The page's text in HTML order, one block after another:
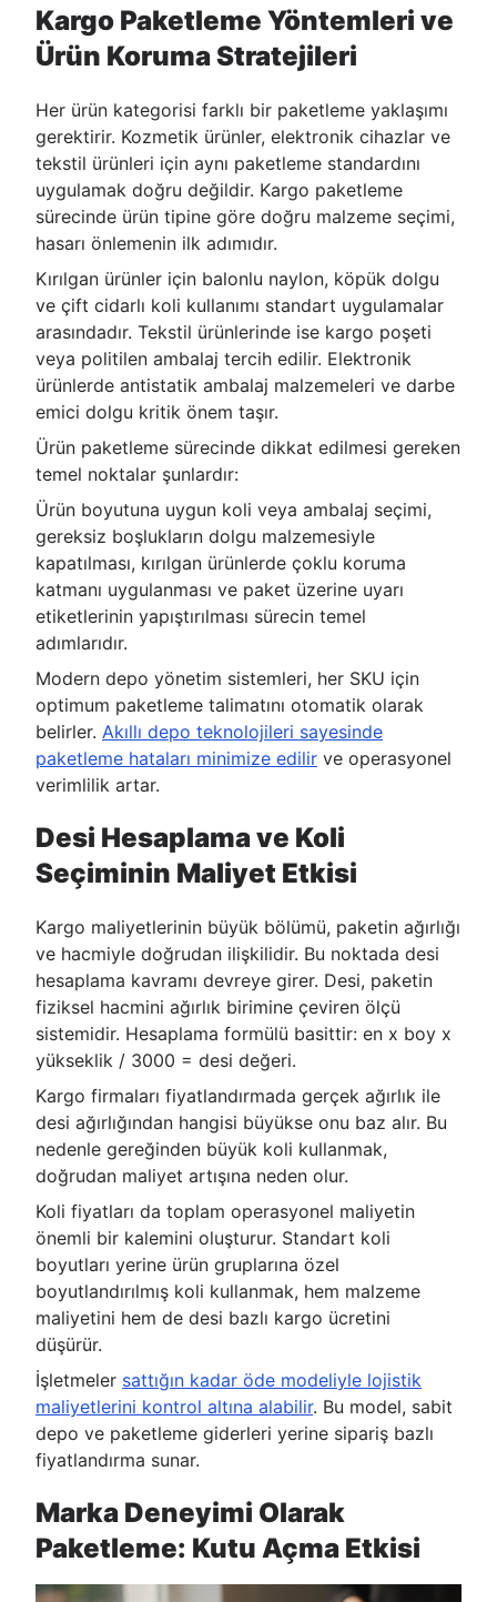
Kargo Paketleme Yöntemleri ve
Ürün Koruma Stratejileri
Her ürün kategorisi farklı bir paketleme yaklaşımı
gerektirir. Kozmetik ürünler, elektronik cihazlar ve
tekstil ürünleri için aynı paketleme standardını
uygulamak doğru değildir. Kargo paketleme
sürecinde ürün tipine göre doğru malzeme seçimi,
hasarı önlemenin ilk adımıdır.
Kırılgan ürünler için balonlu naylon, köpük dolgu
ve çift cidarlı koli kullanımı standart uygulamalar
arasındadır. Tekstil ürünlerinde ise kargo poşeti
veya politilen ambalaj tercih edilir. Elektronik
ürünlerde antistatik ambalaj malzemeleri ve darbe
emici dolgu kritik önem taşır.
Ürün paketleme sürecinde dikkat edilmesi gereken
temel noktalar şunlardır:
Ürün boyutuna uygun koli veya ambalaj seçimi,
gereksiz boşlukların dolgu malzemesiyle
kapatılması, kırılgan ürünlerde çoklu koruma
katmanı uygulanması ve paket üzerine uyarı
etiketlerinin yapıştırılması sürecin temel
adımlarıdır.
Modern depo yönetim sistemleri, her SKU için
optimum paketleme talimatını otomatik olarak
belirler. Akıllı depo teknolojileri sayesinde
paketleme hataları minimize edilir ve operasyonel
verimlilik artar.
Desi Hesaplama ve Koli
Seçiminin Maliyet Etkisi
Kargo maliyetlerinin büyük bölümü, paketin ağırlığı
ve hacmiyle doğrudan ilişkilidir. Bu noktada desi
hesaplama kavramı devreye girer. Desi, paketin
fiziksel hacmini ağırlık birimine çeviren ölçü
sistemidir. Hesaplama formülü basittir: en x boy x
yükseklik / 3000 = desi değeri.
Kargo firmaları fiyatlandırmada gerçek ağırlık ile
desi ağırlığından hangisi büyükse onu baz alır. Bu
nedenle gereğinden büyük koli kullanmak,
doğrudan maliyet artışına neden olur.
Koli fiyatları da toplam operasyonel maliyetin
önemli bir kalemini oluşturur. Standart koli
boyutları yerine ürün gruplarına özel
boyutlandırılmış koli kullanmak, hem malzeme
maliyetini hem de desi bazlı kargo ücretini
düşürür.
İşletmeler sattığın kadar öde modeliyle lojistik
maliyetlerini kontrol altına alabilir. Bu model, sabit
depo ve paketleme giderleri yerine sipariş bazlı
fiyatlandırma sunar.
Marka Deneyimi Olarak
Paketleme: Kutu Açma Etkisi